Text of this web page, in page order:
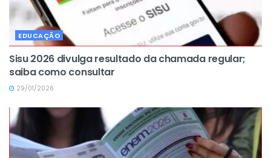
EDUCAÇÃO
Sisu 2026 divulga resultado da chamada regular;
saiba como consultar
29/01/2026